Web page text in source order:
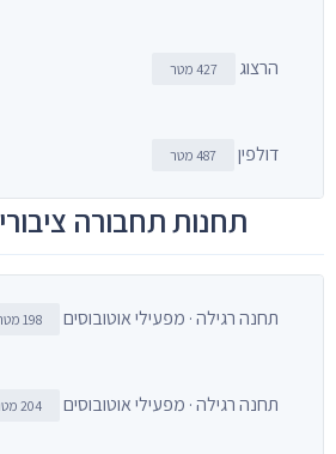
הרצוג 427 מטר
דולפין 487 מטר
תחנות תחבורה
תחנה רגילה · מפעילי אוטובוסים 198 מטר
תחנה רגילה · מפעילי אוטובוסים 204 מטר